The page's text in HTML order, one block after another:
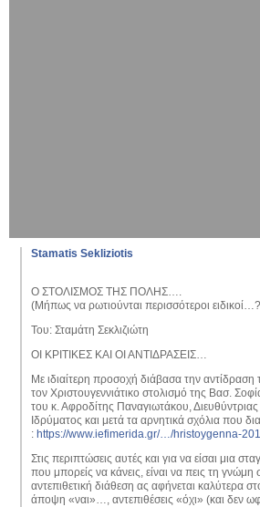
Stamatis Sekliziotis
Ο ΣΤΟΛΙΣΜΟΣ ΤΗΣ ΠΟΛΗΣ….
(Μήπως να ρωτιούνται περισσότεροι
Του: Σταμάτη Σεκλιζιώτη
ΟΙ ΚΡΙΤΙΚΕΣ ΚΑΙ ΟΙ ΑΝΤΙΔΡΑΣΕΙΣ…
Με ιδιαίτερη προσοχή διάβασα την
τον Χριστουγεννιάτικο στολισμό της Βασ.
του κ. Αφροδίτης Παναγιωτάκου,
Ιδρύματος και μετά τα αρνητικά σχόλια που
: https://www.iefimerida.gr/…/hristoygenna-
Στις περιπτώσεις αυτές και για να είσαι μια
που μπορείς να κάνεις, είναι να πεις τη
αντεπιθετική διάθεση ας αφήνεται καλύτερα
άποψη «ναι»…, αντεπιθέσεις «όχι» (και δεν